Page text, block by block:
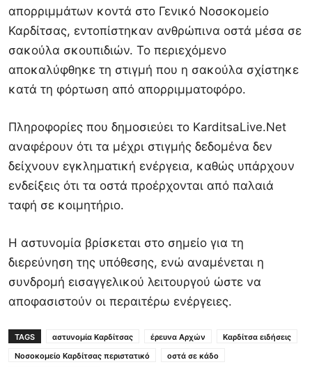
απορριμμάτων κοντά στο Γενικό Νοσοκομείο
Καρδίτσας, εντοπίστηκαν ανθρώπινα οστά μέσα σε
σακούλα σκουπιδιών. Το περιεχόμενο
αποκαλύφθηκε τη στιγμή που η σακούλα σχίστηκε
κατά τη φόρτωση από απορριμματοφόρο.
Πληροφορίες που δημοσιεύει το KarditsaLive.Net
αναφέρουν ότι τα μέχρι στιγμής δεδομένα δεν
δείχνουν εγκληματική ενέργεια, καθώς υπάρχουν
ενδείξεις ότι τα οστά προέρχονται από παλαιά
ταφή σε κοιμητήριο.
Η αστυνομία βρίσκεται στο σημείο για τη
διερεύνηση της υπόθεσης, ενώ αναμένεται η
συνδρομή εισαγγελικού λειτουργού ώστε να
αποφασιστούν οι περαιτέρω ενέργειες.
TAGS αστυνομία Καρδίτσας έρευνα Αρχών
Καρδίτσα ειδήσεις
Νοσοκομείο Καρδίτσας περιστατικό
οστά σε κάδο